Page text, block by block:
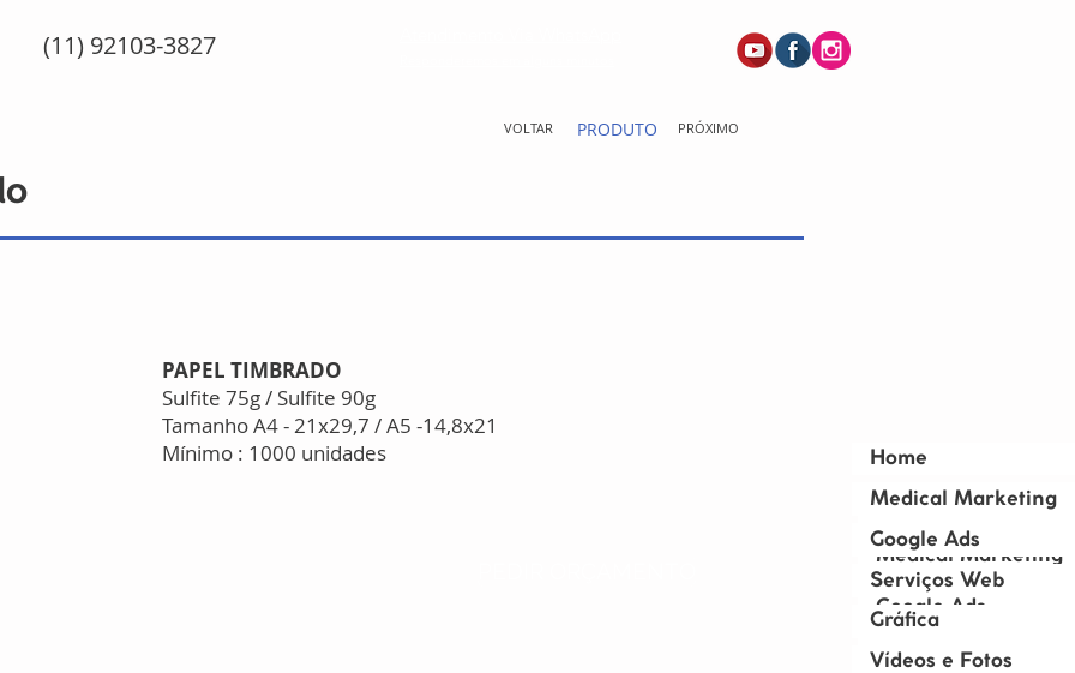
(11) 92103-3827
Home
Medical Marketing
Google Ads
Serviços Web
Gráfica
Vídeos e Fotos
Home
Medical Marketing
Google Ads
Serviços Web
VOLTAR PRODUTO PRÓXIMO
PAPEL TIMBRADO
Sulfite 75g / Sulfite 90g
Tamanho A4 - 21x29,7 / A5 -14,8x21
Mínimo : 1000 unidades